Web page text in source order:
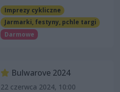
Imprezy cykliczne
Jarmarki, festyny, pchle targi
Darmowe
Bulwarove 2024
22 czerwca 2024, 10:00